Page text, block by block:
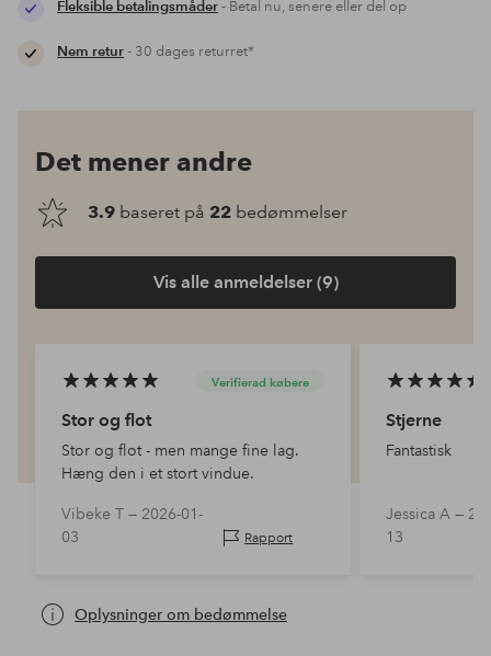
Fleksible betalingsmåder- Betal nu, senere eller del op
Nem retur- 30 dages returret*
Det mener andre
3.9 baseret på 22 bedømmelser
Vis alle anmeldelser (9)
Verifierad købere
Stor og flot
Stor og flot - men mange fine lag.
Hæng den i et stort vindue.
Vibeke T — 2026-01-
03
Rapport
Stjerne
Fantastisk
Jessica A —
13
Oplysninger om bedømmelse